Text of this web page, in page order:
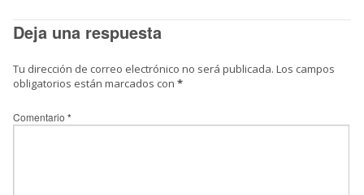
Deja una respuesta
Tu dirección de correo electrónico no será publicada. Los campos
obligatorios están marcados con *
Comentario *